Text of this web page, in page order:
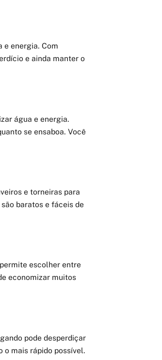
e energia. Com
e ainda manter o
água e energia.
se ensaboa. Você
e torneiras para
baratos e fáceis de
escolher entre
economizar muitos
pode desperdiçar
o mais rápido possível.